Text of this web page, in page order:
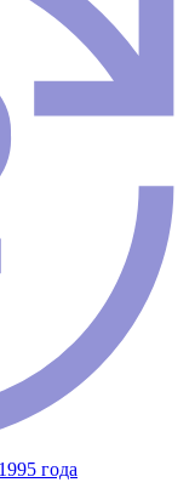
года